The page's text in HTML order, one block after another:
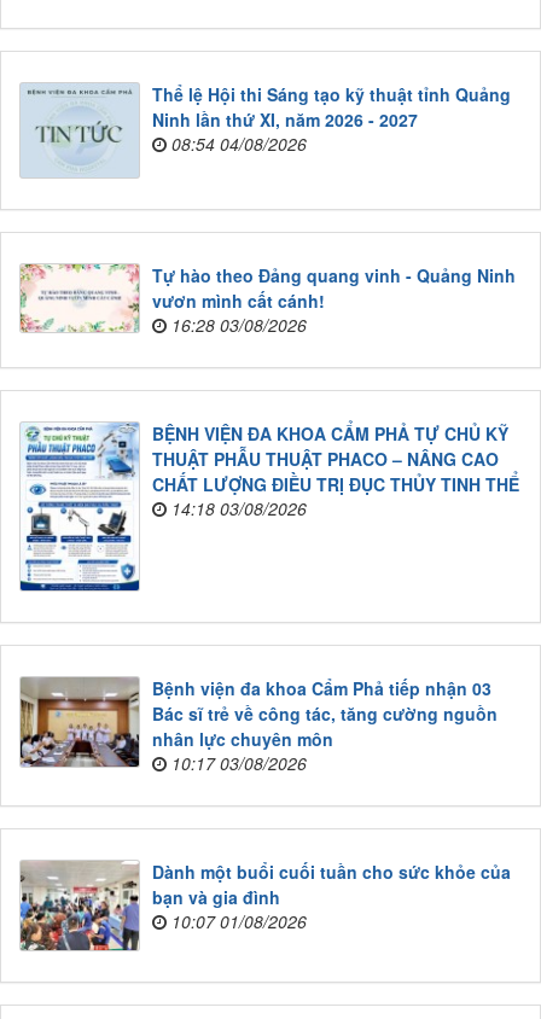
Thể lệ Hội thi Sáng tạo kỹ thuật tỉnh Quảng
Ninh lần thứ XI, năm 2026 - 2027
08:54 04/08/2026
Tự hào theo Đảng quang vinh - Quảng Ninh
vươn mình cất cánh!
16:28 03/08/2026
BỆNH VIỆN ĐA KHOA CẨM PHẢ TỰ CHỦ KỸ
THUẬT PHẪU THUẬT PHACO – NÂNG CAO
CHẤT LƯỢNG ĐIỀU TRỊ ĐỤC THỦY TINH THỂ
14:18 03/08/2026
Bệnh viện đa khoa Cẩm Phả tiếp nhận 03
Bác sĩ trẻ về công tác, tăng cường nguồn
nhân lực chuyên môn
10:17 03/08/2026
Dành một buổi cuối tuần cho sức khỏe của
bạn và gia đình
10:07 01/08/2026